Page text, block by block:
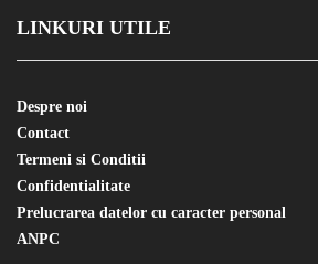
LINKURI UTILE
Despre noi
Contact
Termeni si Conditii
Confidentialitate
Prelucrarea datelor cu caracter personal
ANPC